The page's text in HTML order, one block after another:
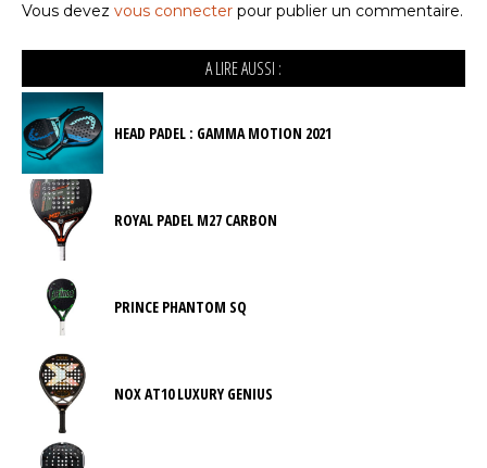
Vous devez vous connecter pour publier un commentaire.
A LIRE AUSSI :
HEAD PADEL : GAMMA MOTION 2021
ROYAL PADEL M27 CARBON
PRINCE PHANTOM SQ
NOX AT10 LUXURY GENIUS